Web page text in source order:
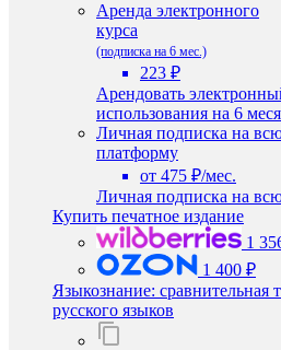
Аренда электронного
курса
(подписка на 6 мес.)
223 ₽
Арендовать
использования на 6
Личная подписка на
платформу
от 475 ₽/мес.
Личная подписка на
Купить печатное издание
1
1 400 ₽
Языкознание: сравнительная
русского языков